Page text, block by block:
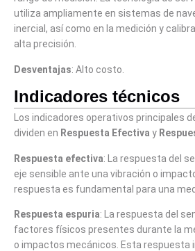
utiliza ampliamente en sistemas de
inercial, así como en la medición y
alta precisión.
Desventajas: Alto costo.
Indicadores técnicos
Los indicadores operativos principales
dividen en Respuesta Efectiva y
Respuesta efectiva: La respuesta del
eje sensible ante una vibración o
respuesta es fundamental para una
Respuesta espuria: La respuesta del
factores físicos presentes durante la
o impactos mecánicos. Esta respuesta